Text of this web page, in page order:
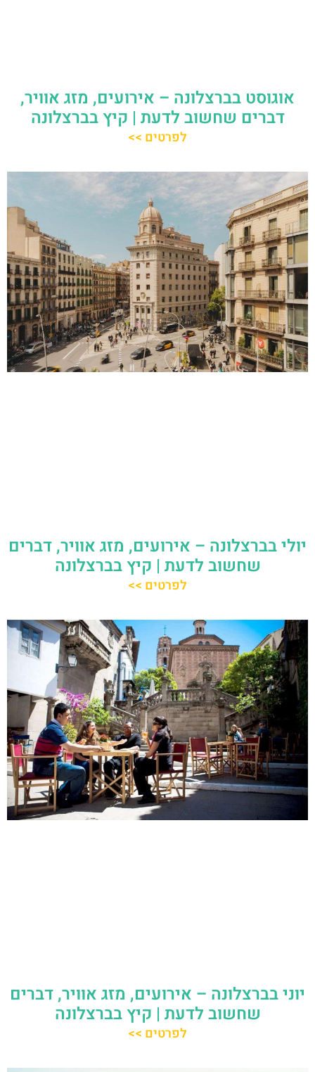
אוגוסט בברצלונה – אירועים, מזג אוויר,
דברים שחשוב לדעת | קיץ בברצלונה
לפרטים >>
יולי בברצלונה – אירועים, מזג אוויר, דברים
שחשוב לדעת | קיץ בברצלונה
לפרטים >>
יוני בברצלונה – אירועים, מזג אוויר, דברים
שחשוב לדעת | קיץ בברצלונה
לפרטים >>